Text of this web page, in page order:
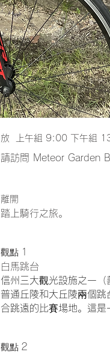
放 上午組 9:00 下午組
請訪問 Meteor Garden
離開
​踏上騎行之旅。
觀點 1
白馬跳台
信州三大觀光設施之一（
普通丘陵和大丘陵兩個
合跳遠的比賽場地。這是
觀點 2